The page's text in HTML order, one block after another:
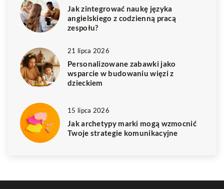
Jak zintegrować naukę języka
angielskiego z codzienną pracą
zespołu?
21 lipca 2026
Personalizowane zabawki jako
wsparcie w budowaniu więzi z
dzieckiem
15 lipca 2026
Jak archetypy marki mogą wzmocnić
Twoje strategie komunikacyjne